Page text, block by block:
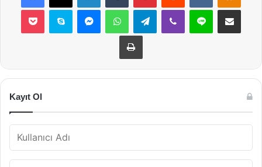
Pocket Skype MessengerWhatsAppTelegramViber Line E-Posta ile
Yazdır
Kayıt Ol